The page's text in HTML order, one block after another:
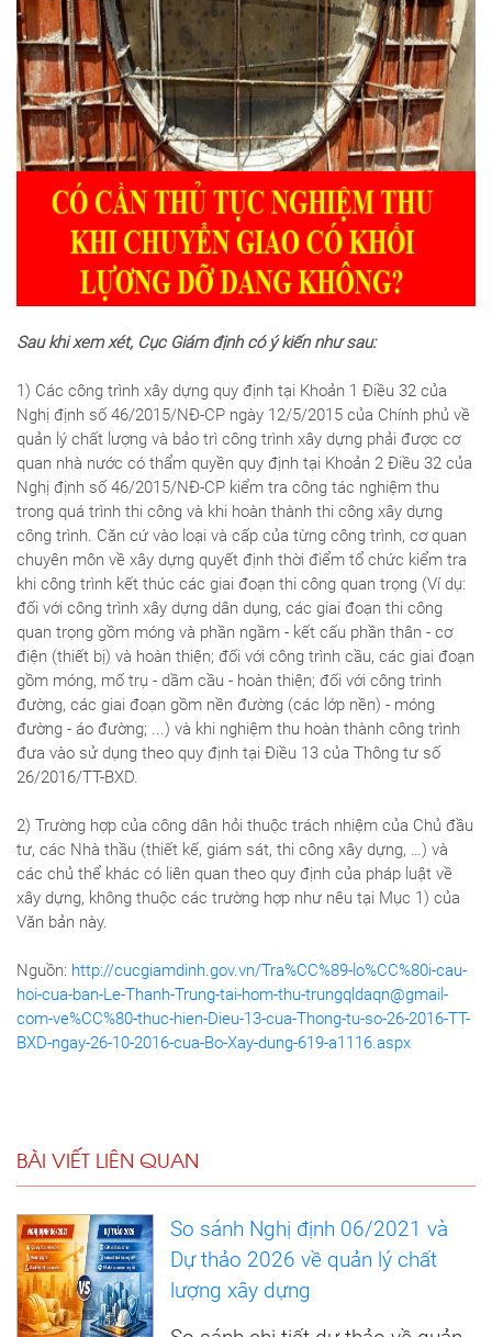
Sau khi xem xét, Cục Giám định có ý kiến như sau:
1) Các công trình xây dựng quy định tại Khoản 1 Điều 32 của
Nghị định số 46/2015/NĐ-CP ngày 12/5/2015 của Chính phủ về
quản lý chất lượng và bảo trì công trình xây dựng phải được cơ
quan nhà nước có thẩm quyền quy định tại Khoản 2 Điều 32 của
Nghị định số 46/2015/NĐ-CP kiểm tra công tác nghiệm thu
trong quá trình thi công và khi hoàn thành thi công xây dựng
công trình. Căn cứ vào loại và cấp của từng công trình, cơ quan
chuyên môn về xây dựng quyết định thời điểm tổ chức kiểm tra
khi công trình kết thúc các giai đoạn thi công quan trọng (Ví dụ:
đối với công trình xây dựng dân dụng, các giai đoạn thi công
quan trọng gồm móng và phần ngầm - kết cấu phần thân - cơ
điện (thiết bị) và hoàn thiện; đối với công trình cầu, các giai đoạn
gồm móng, mố trụ - dầm cầu - hoàn thiện; đối với công trình
đường, các giai đoạn gồm nền đường (các lớp nền) - móng
đường - áo đường; ...) và khi nghiệm thu hoàn thành công trình
đưa vào sử dụng theo quy định tại Điều 13 của Thông tư số
26/2016/TT-BXD.
2) Trường hợp của công dân hỏi thuộc trách nhiệm của Chủ đầu
tư, các Nhà thầu (thiết kế, giám sát, thi công xây dựng, …) và
các chủ thể khác có liên quan theo quy định của pháp luật về
xây dựng, không thuộc các trường hợp như nêu tại Mục 1) của
Văn bản này.
Nguồn: http://cucgiamdinh.gov.vn/Tra%CC%89-lo%CC%80i-cau-
hoi-cua-ban-Le-Thanh-Trung-tai-hom-thu-trungqldaqn@gmail-
com-ve%CC%80-thuc-hien-Dieu-13-cua-Thong-tu-so-26-2016-TT-
BXD-ngay-26-10-2016-cua-Bo-Xay-dung-619-a1116.aspx
BÀI VIẾT LIÊN QUAN
So sánh Nghị định 06/2021 và
Dự thảo 2026 về quản lý chất
lượng xây dựng